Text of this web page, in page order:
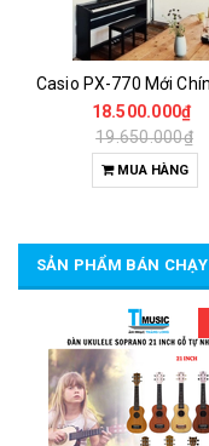
18.500.000₫
19.650.000₫
MUA HÀNG
SẢN PHẨM BÁN CHẠY